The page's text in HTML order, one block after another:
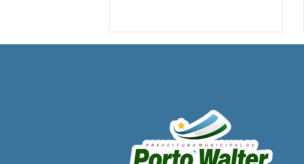
12 de junho: Feliz Dia dos